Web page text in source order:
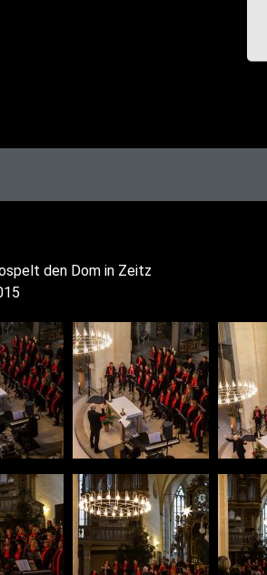
den Dom in Zeitz